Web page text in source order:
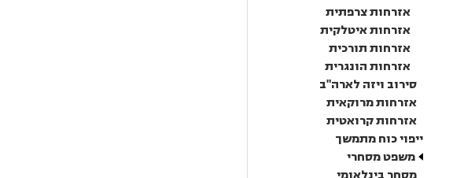
אזרחות צרפתית
אזרחות איטלקית
אזרחות תורכית
אזרחות הונגרית
סירוב ויזה לארה"ב
אזרחות מרוקאית
אזרחות קרואטית
ייפוי כוח מתמשך
משפט מסחרי